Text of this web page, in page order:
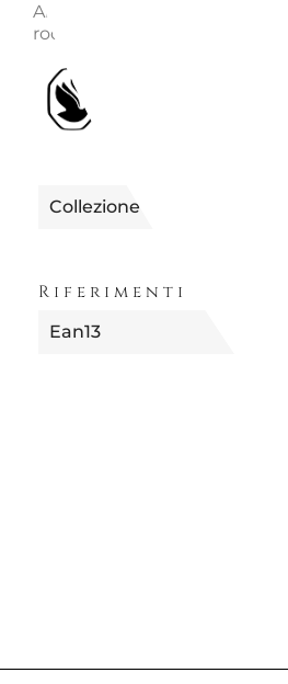
Articolo nr.: 5599153
rodio, Swarovski Zirconia
Collezione
Riferimenti
Ean13